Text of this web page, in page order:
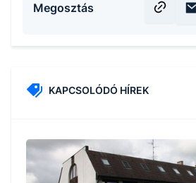
Megosztás
KAPCSOLÓDÓ HÍREK